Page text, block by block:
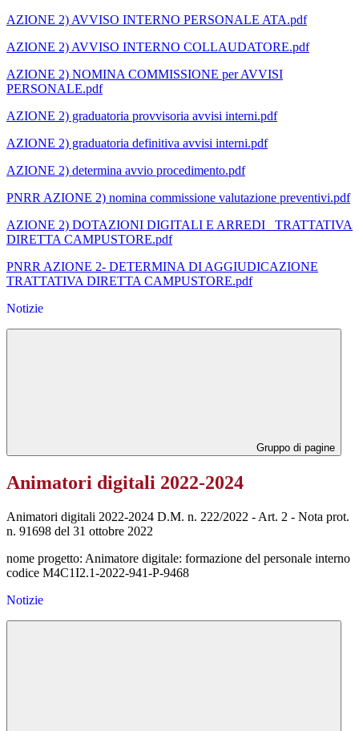
AZIONE 2) AVVISO INTERNO PERSONALE ATA.pdf
AZIONE 2) AVVISO INTERNO COLLAUDATORE.pdf
AZIONE 2) NOMINA COMMISSIONE per AVVISI
PERSONALE.pdf
AZIONE 2) graduatoria provvisoria avvisi interni.pdf
AZIONE 2) graduatoria definitiva avvisi interni.pdf
AZIONE 2) determina avvio procedimento.pdf
PNRR AZIONE 2) nomina commissione valutazione preventivi.pdf
AZIONE 2) DOTAZIONI DIGITALI E ARREDI _TRATTATIVA
DIRETTA CAMPUSTORE.pdf
PNRR AZIONE 2- DETERMINA DI AGGIUDICAZIONE
TRATTATIVA DIRETTA CAMPUSTORE.pdf
Notizie
Gruppo di pagine
Animatori digitali 2022-2024
Animatori digitali 2022-2024 D.M. n. 222/2022 - Art. 2 - Nota prot.
n. 91698 del 31 ottobre 2022
nome progetto: Animatore digitale: formazione del personale interno
codice M4C1I2.1-2022-941-P-9468
Notizie